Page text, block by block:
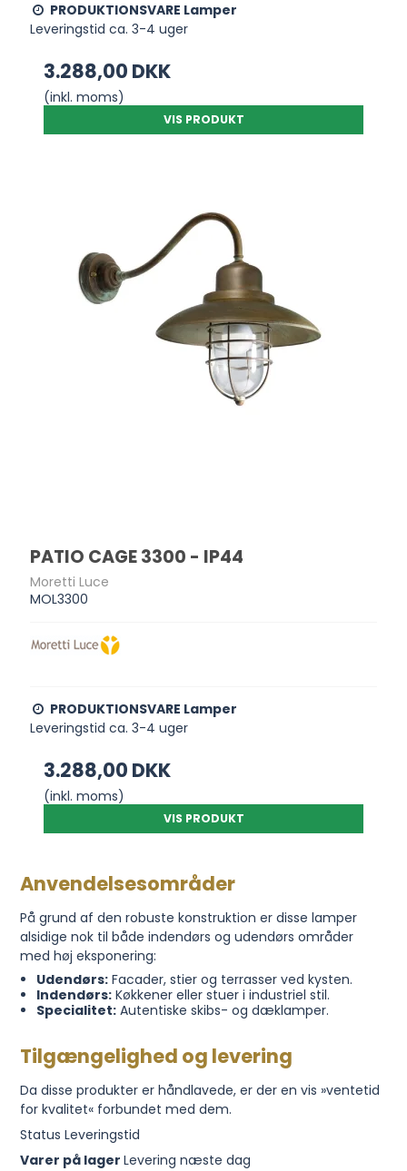
PRODUKTIONSVARE Lamper
Leveringstid ca. 3-4 uger
3.288,00 DKK
(inkl. moms)
VIS PRODUKT
PATIO CAGE 3300 - IP44
Moretti Luce
MOL3300
PRODUKTIONSVARE Lamper
Leveringstid ca. 3-4 uger
3.288,00 DKK
(inkl. moms)
VIS PRODUKT
Anvendelsesområder
På grund af den robuste konstruktion er disse lamper
alsidige nok til både indendørs og udendørs områder
med høj eksponering:
Udendørs:Facader, stier og terrasser ved kysten.
Indendørs:Køkkener eller stuer i industriel stil.
Specialitet:Autentiske skibs- og dæklamper.
Tilgængelighed og levering
Da disse produkter er håndlavede, er der en vis »ventetid
for kvalitet« forbundet med dem.
Status Leveringstid
Varer på lagerLevering næste dag